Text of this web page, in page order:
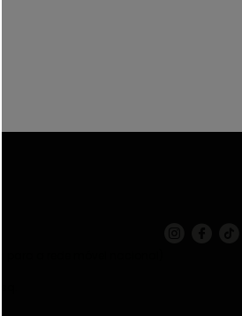
para a rede móvel nacional)